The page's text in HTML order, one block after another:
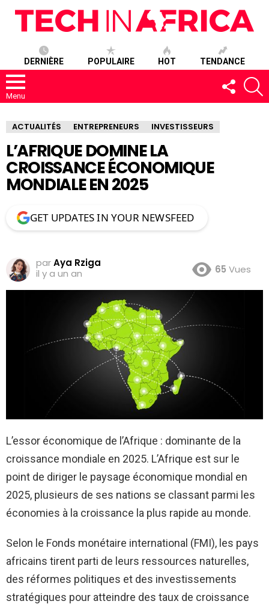
DERNIÈRE POPULAIRE HOT TENDANCE
Menu
SUIVEZ-
NOUS
ACTUALITÉS ENTREPRENEURS INVESTISSEURS
L’AFRIQUE DOMINE LA
CROISSANCE ÉCONOMIQUE
MONDIALE EN 2025
GET UPDATES IN YOUR NEWSFEED
parAya Rziga
il y a un an
65 Vues
L’essor économique de l’Afrique : dominante de la
croissance mondiale en 2025. L’Afrique est sur le
point de diriger le paysage économique mondial en
2025, plusieurs de ses nations se classant parmi les
économies à la croissance la plus rapide au monde.
Selon le Fonds monétaire international (FMI), les pays
africains tirent parti de leurs ressources naturelles,
des réformes politiques et des investissements
stratégiques pour atteindre des taux de croissance